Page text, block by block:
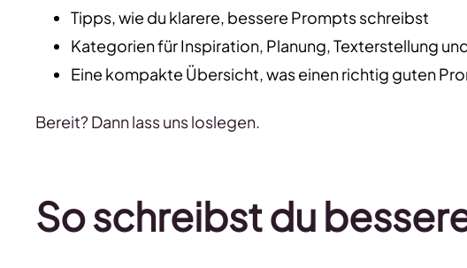
Tipps, wie du klarere, bessere Prompts schreibst
Kategorien für Inspiration, Planung, Texterstellung
Eine kompakte Übersicht, was einen richtig guten
Bereit? Dann lass uns loslegen.
So schreibst du